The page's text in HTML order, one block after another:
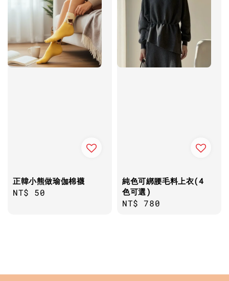
正韓小熊做瑜伽棉襪
Regular
NT$ 50
純色可綁腰毛料上衣(4
色可選)
Regular
NT$ 780